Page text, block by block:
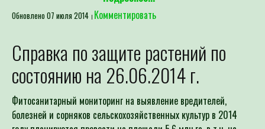
Обновлено 07 июля 2014 Комментировать
Справка по защите растений по
состоянию на 26.06.2014 г.
Фитосанитарный мониторинг на выявление вредителей,
болезней и сорняков сельскохозяйственных культур в 2014
году планируется провести на площади 5,6 млн.га, в т.ч. на